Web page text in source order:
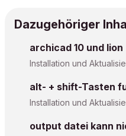
Dazugehöriger
archicad 10 und lion
Installation und
alt- + shift-Tasten
Installation und
output datei kann